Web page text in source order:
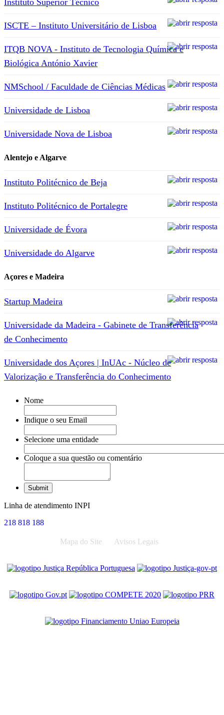
Instituto Superior Técnico
ISCTE – Instituto Universitário de Lisboa
ITQB NOVA - Instituto de Tecnologia Química e
Biológica António Xavier
NMSchool / Faculdade de Ciências Médicas
Universidade de Lisboa
Universidade Nova de Lisboa
Alentejo e Algarve
Instituto Politécnico de Beja
Instituto Politécnico de Portalegre
Universidade de Évora
Universidade do Algarve
Açores e Madeira
Startup Madeira
Universidade da Madeira - Gabinete de Transferência
de Conhecimento
Universidade dos Açores | InUAc - Núcleo de
Valorização e Transferência do Conhecimento
Nome
Indique o seu Email
Selecione uma entidade
Coloque a sua questão ou comentário
Linha de atendimento INPI
218 818 188
Mapa do Site Avisos Legais